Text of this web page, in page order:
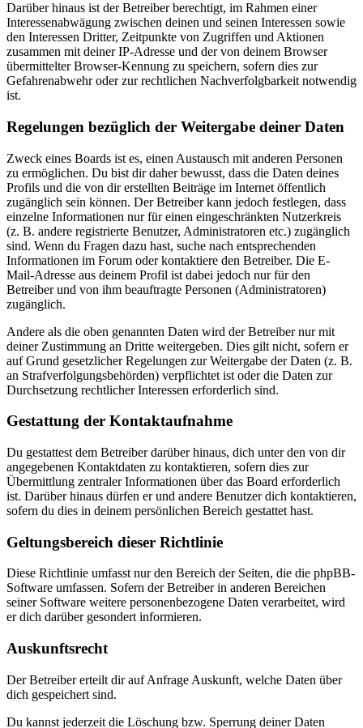
Darüber hinaus ist der Betreiber berechtigt, im Rahmen einer
Interessenabwägung zwischen deinen und seinen Interessen sowie
den Interessen Dritter, Zeitpunkte von Zugriffen und Aktionen
zusammen mit deiner IP-Adresse und der von deinem Browser
übermittelter Browser-Kennung zu speichern, sofern dies zur
Gefahrenabwehr oder zur rechtlichen Nachverfolgbarkeit notwendig
ist.
Regelungen bezüglich der Weitergabe deiner Daten
Zweck eines Boards ist es, einen Austausch mit anderen Personen
zu ermöglichen. Du bist dir daher bewusst, dass die Daten deines
Profils und die von dir erstellten Beiträge im Internet öffentlich
zugänglich sein können. Der Betreiber kann jedoch festlegen, dass
einzelne Informationen nur für einen eingeschränkten Nutzerkreis
(z. B. andere registrierte Benutzer, Administratoren etc.) zugänglich
sind. Wenn du Fragen dazu hast, suche nach entsprechenden
Informationen im Forum oder kontaktiere den Betreiber. Die E-
Mail-Adresse aus deinem Profil ist dabei jedoch nur für den
Betreiber und von ihm beauftragte Personen (Administratoren)
zugänglich.
Andere als die oben genannten Daten wird der Betreiber nur mit
deiner Zustimmung an Dritte weitergeben. Dies gilt nicht, sofern er
auf Grund gesetzlicher Regelungen zur Weitergabe der Daten (z. B.
an Strafverfolgungsbehörden) verpflichtet ist oder die Daten zur
Durchsetzung rechtlicher Interessen erforderlich sind.
Gestattung der Kontaktaufnahme
Du gestattest dem Betreiber darüber hinaus, dich unter den von dir
angegebenen Kontaktdaten zu kontaktieren, sofern dies zur
Übermittlung zentraler Informationen über das Board erforderlich
ist. Darüber hinaus dürfen er und andere Benutzer dich kontaktieren,
sofern du dies in deinem persönlichen Bereich gestattet hast.
Geltungsbereich dieser Richtlinie
Diese Richtlinie umfasst nur den Bereich der Seiten, die die phpBB-
Software umfassen. Sofern der Betreiber in anderen Bereichen
seiner Software weitere personenbezogene Daten verarbeitet, wird
er dich darüber gesondert informieren.
Auskunftsrecht
Der Betreiber erteilt dir auf Anfrage Auskunft, welche Daten über
dich gespeichert sind.
Du kannst jederzeit die Löschung bzw. Sperrung deiner Daten